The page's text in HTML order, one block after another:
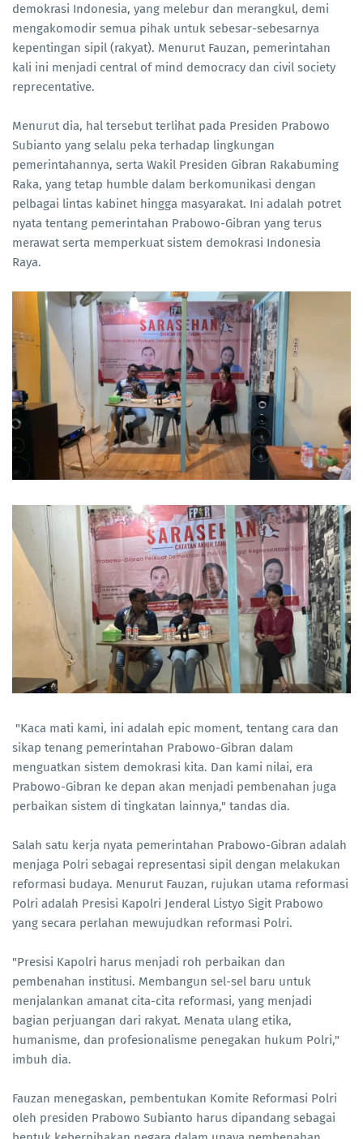
demokrasi Indonesia, yang melebur dan merangkul, demi
mengakomodir semua pihak untuk sebesar-sebesarnya
kepentingan sipil (rakyat). Menurut Fauzan, pemerintahan
kali ini menjadi central of mind democracy dan civil society
reprecentative.
Menurut dia, hal tersebut terlihat pada Presiden Prabowo
Subianto yang selalu peka terhadap lingkungan
pemerintahannya, serta Wakil Presiden Gibran Rakabuming
Raka, yang tetap humble dalam berkomunikasi dengan
pelbagai lintas kabinet hingga masyarakat. Ini adalah potret
nyata tentang pemerintahan Prabowo-Gibran yang terus
merawat serta memperkuat sistem demokrasi Indonesia
Raya.
"Kaca mati kami, ini adalah epic moment, tentang cara dan
sikap tenang pemerintahan Prabowo-Gibran dalam
menguatkan sistem demokrasi kita. Dan kami nilai, era
Prabowo-Gibran ke depan akan menjadi pembenahan juga
perbaikan sistem di tingkatan lainnya," tandas dia.
Salah satu kerja nyata pemerintahan Prabowo-Gibran adalah
menjaga Polri sebagai representasi sipil dengan melakukan
reformasi budaya. Menurut Fauzan, rujukan utama reformasi
Polri adalah Presisi Kapolri Jenderal Listyo Sigit Prabowo
yang secara perlahan mewujudkan reformasi Polri.
"Presisi Kapolri harus menjadi roh perbaikan dan
pembenahan institusi. Membangun sel-sel baru untuk
menjalankan amanat cita-cita reformasi, yang menjadi
bagian perjuangan dari rakyat. Menata ulang etika,
humanisme, dan profesionalisme penegakan hukum Polri,"
imbuh dia.
Fauzan menegaskan, pembentukan Komite Reformasi Polri
oleh presiden Prabowo Subianto harus dipandang sebagai